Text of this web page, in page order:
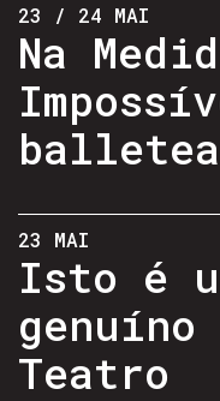
23 / 24 MAI
Na
23 MAI
Isto é
genuíno
Teatro